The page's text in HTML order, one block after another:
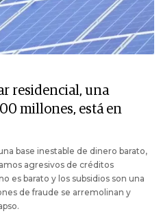
residencial, una
millones, está en
base inestable de dinero barato,
agresivos de créditos
es barato y los subsidios son una
de fraude se arremolinan y